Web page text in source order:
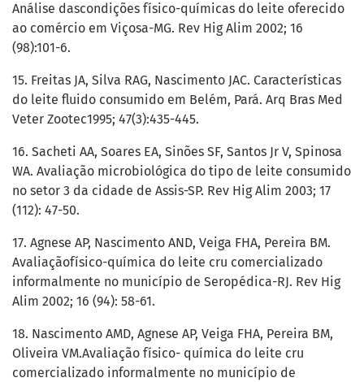
Análise dascondições físico-químicas do leite oferecido
ao comércio em Viçosa-MG. Rev Hig Alim 2002; 16
(98):101-6.
15. Freitas JA, Silva RAG, Nascimento JAC. Características
do leite fluido consumido em Belém, Pará. Arq Bras Med
Veter Zootec1995; 47(3):435-445.
16. Sacheti AA, Soares EA, Sinões SF, Santos Jr V, Spinosa
WA. Avaliação microbiológica do tipo de leite consumido
no setor 3 da cidade de Assis-SP. Rev Hig Alim 2003; 17
(112): 47-50.
17. Agnese AP, Nascimento AND, Veiga FHA, Pereira BM.
Avaliaçãofísico-química do leite cru comercializado
informalmente no município de Seropédica-RJ. Rev Hig
Alim 2002; 16 (94): 58-61.
18. Nascimento AMD, Agnese AP, Veiga FHA, Pereira BM,
Oliveira VM.Avaliação físico- química do leite cru
comercializado informalmente no município de